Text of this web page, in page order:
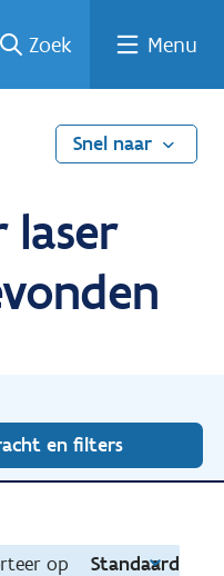
Zoek Menu
Snel naar
laser
en filters
op Standaard